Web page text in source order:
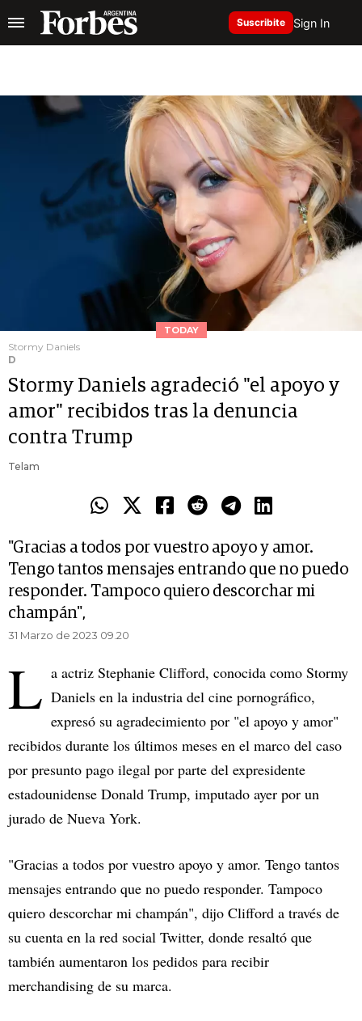
Suscribite Sign In
TODAY
Stormy Daniels
D
Stormy Daniels agradeció "el apoyo y
amor" recibidos tras la denuncia
contra Trump
Telam
"Gracias a todos por vuestro apoyo y amor.
Tengo tantos mensajes entrando que no puedo
responder. Tampoco quiero descorchar mi
champán",
31 Marzo de 2023 09.20
L a actriz Stephanie Clifford, conocida como Stormy
Daniels en la industria del cine pornográfico,
expresó su agradecimiento por "el apoyo y amor"
recibidos durante los últimos meses en el marco del caso
por presunto pago ilegal por parte del expresidente
estadounidense Donald Trump, imputado ayer por un
jurado de Nueva York.
"Gracias a todos por vuestro apoyo y amor. Tengo tantos
mensajes entrando que no puedo responder. Tampoco
quiero descorchar mi champán", dijo Clifford a través de
su cuenta en la red social Twitter, donde resaltó que
también aumentaron los pedidos para recibir
merchandising de su marca.